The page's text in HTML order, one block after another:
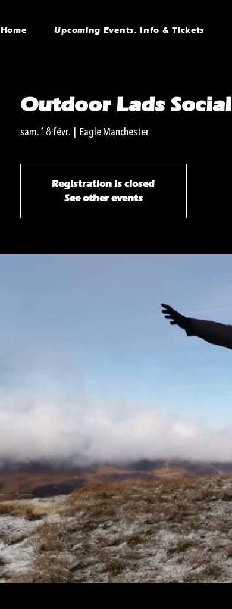
Home Upcoming Events, Info & Tickets
Outdoor Lads Social
sam. 18 févr.
  |
Eagle Manchester
Registration is closed
See other events